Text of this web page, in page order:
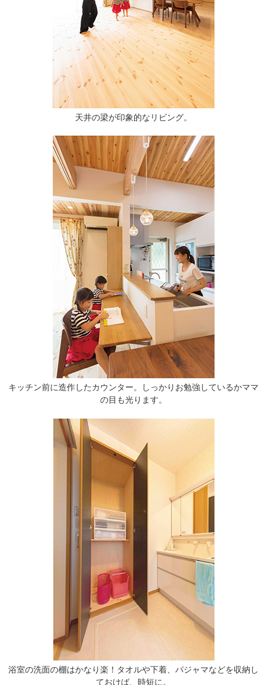
天井の梁が印象的なリビング。
キッチン前に造作したカウンター。しっかりお勉強しているかママ
の目も光ります。
浴室の洗面の棚はかなり楽！タオルや下着、パジャマなどを収納し
ておけば、時短に。